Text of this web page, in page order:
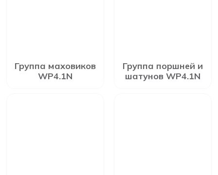
Группа маховиков
WP4.1N
Группа поршней и
шатунов WP4.1N